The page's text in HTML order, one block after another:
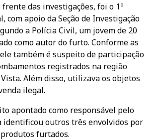
frente das investigações, foi o 1º
com apoio da Seção de Investigação
a Polícia Civil, um jovem de 20
como autor do furto. Conforme as
também é suspeito de participação
registrados na região
Além disso, utilizava os objetos
ilegal.
apontado como responsável pelo
identificou outros três envolvidos por
furtados.